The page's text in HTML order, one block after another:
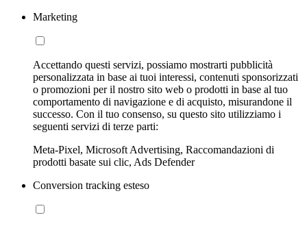
Marketing
Accettando questi servizi, possiamo mostrarti pubblicità
personalizzata in base ai tuoi interessi, contenuti sponsorizzati
o promozioni per il nostro sito web o prodotti in base al tuo
comportamento di navigazione e di acquisto, misurandone il
successo. Con il tuo consenso, su questo sito utilizziamo i
seguenti servizi di terze parti:
Meta-Pixel, Microsoft Advertising, Raccomandazioni di
prodotti basate sui clic, Ads Defender
Conversion tracking esteso